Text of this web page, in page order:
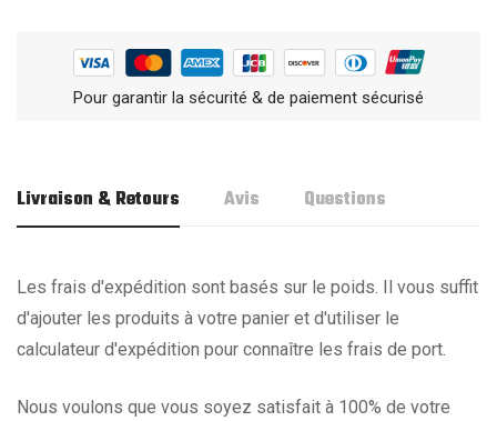
Pour garantir la sécurité & de paiement sécurisé
Livraison & Retours Avis Questions
Les frais d'expédition sont basés sur le poids. Il vous suffit
d'ajouter les produits à votre panier et d'utiliser le
calculateur d'expédition pour connaître les frais de port.
Nous voulons que vous soyez satisfait à 100% de votre